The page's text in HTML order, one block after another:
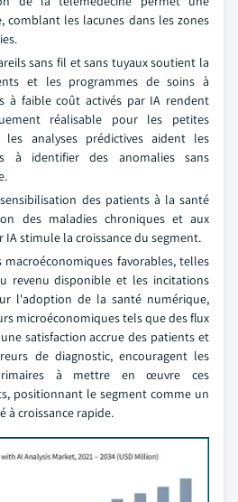
comblant les lacunes dans les zones
sans fil et sans tuyaux soutient la
et les programmes de soins à
à faible coût activés par IA rendent
réalisable pour les petites
analyses prédictives aident les
à identifier des anomalies sans
des patients à la santé
des maladies chroniques et aux
IA stimule la croissance du segment.
macroéconomiques favorables, telles
revenu disponible et les incitations
l'adoption de la santé numérique,
microéconomiques tels que des flux
satisfaction accrue des patients et
de diagnostic, encouragent les
à mettre en œuvre ces
positionnant le segment comme un
à croissance rapide.